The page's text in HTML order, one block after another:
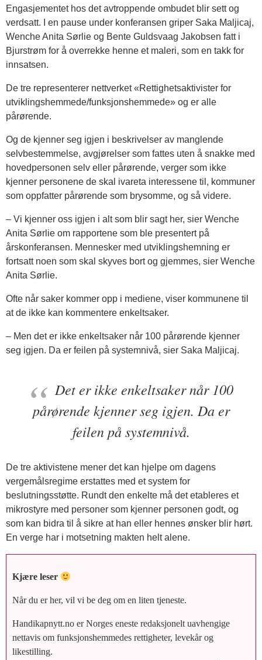
Engasjementet hos det avtroppende ombudet blir sett og
verdsatt. I en pause under konferansen griper Saka Maljicaj,
Wenche Anita Sørlie og Bente Guldsvaag Jakobsen fatt i
Bjurstrøm for å overrekke henne et maleri, som en takk for
innsatsen.
De tre representerer nettverket «Rettighetsaktivister for
utviklingshemmede/funksjonshemmede» og er alle
pårørende.
Og de kjenner seg igjen i beskrivelser av manglende
selvbestemmelse, avgjørelser som fattes uten å snakke med
hovedpersonen selv eller pårørende, verger som ikke
kjenner personene de skal ivareta interessene til, kommuner
som oppfatter pårørende som brysomme, og så videre.
– Vi kjenner oss igjen i alt som blir sagt her, sier Wenche
Anita Sørlie om rapportene som ble presentert på
årskonferansen. Mennesker med utviklingshemning er
fortsatt noen som skal skyves bort og gjemmes, sier Wenche
Anita Sørlie.
Ofte når saker kommer opp i mediene, viser kommunene til
at de ikke kan kommentere enkeltsaker.
– Men det er ikke enkeltsaker når 100 pårørende kjenner
seg igjen. Da er feilen på systemnivå, sier Saka Maljicaj.
Det er ikke enkeltsaker når 100
pårørende kjenner seg igjen. Da er
feilen på systemnivå.
De tre aktivistene mener det kan hjelpe om dagens
vergemålsregime erstattes med et system for
beslutningsstøtte. Rundt den enkelte må det etableres et
mikrostyre med personer som kjenner personen godt, og
som kan bidra til å sikre at han eller hennes ønsker blir hørt.
En verge har i motsetning makten helt alene.
Kjære leser
Når du er her, vil vi be deg om en liten tjeneste.
Handikapnytt.no er Norges eneste redaksjonelt uavhengige
nettavis om funksjonshemmedes rettigheter, levekår og
likestilling.